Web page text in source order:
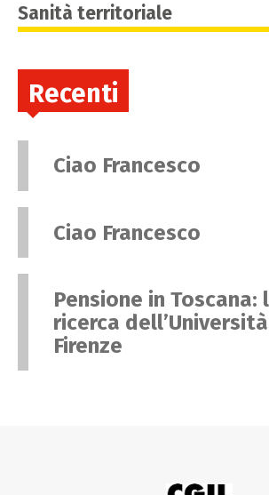
Sanità territoriale
Recenti
Ciao Francesco
Ciao Francesco
Pensione in Toscana:
ricerca
Firenze